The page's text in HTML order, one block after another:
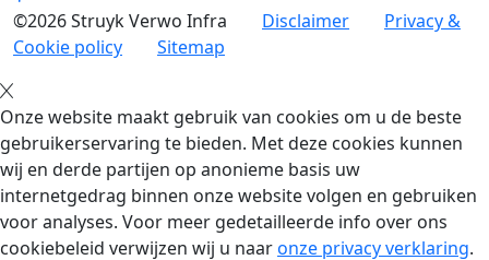
©2026 Struyk Verwo Infra Disclaimer
Privacy &
Cookie policy
Sitemap
Onze website maakt gebruik van cookies om u de beste
gebruikerservaring te bieden. Met deze cookies kunnen
wij en derde partijen op anonieme basis uw
internetgedrag binnen onze website volgen en gebruiken
voor analyses. Voor meer gedetailleerde info over ons
cookiebeleid verwijzen wij u naaronze privacy verklaring.